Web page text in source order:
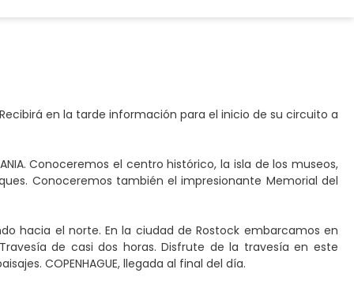
en la tarde información para el inicio de su circuito a
Conoceremos el centro histórico, la isla de los museos,
Conoceremos también el impresionante Memorial del
hacia el norte. En la ciudad de Rostock embarcamos en
de casi dos horas. Disfrute de la travesía en este
COPENHAGUE, llegada al final del día.